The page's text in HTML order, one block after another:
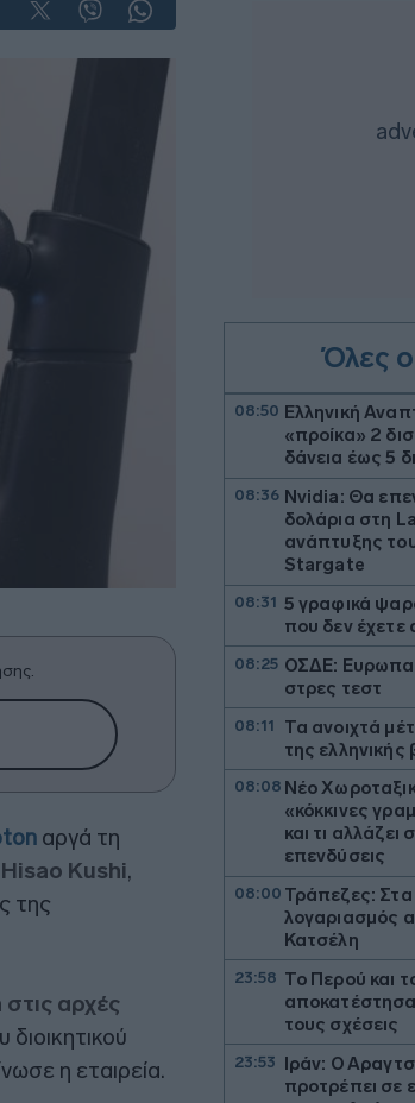
αργά τη
Kushi,
της
αρχές
η εταιρεία.
Όλες
08:50 Ελληνική
«προίκα» 2
δάνεια έως 5
08:36 Nvidia: Θα
δολάρια στη
ανάπτυξης
Stargate
08:31 5 γραφικά
που δεν έχετε
08:25 ΟΣΔΕ:
στρες τεστ
08:11
Τα ανοιχτά
της ελληνικής
08:08 Νέο
«κόκκινες
και τι αλλάζει
επενδύσεις
08:00 Τράπεζες:
λογαριασμός
Κατσέλη
23:58 Το Περού και
τους σχέσεις
23:53 Ιράν: Ο
προτρέπει σε